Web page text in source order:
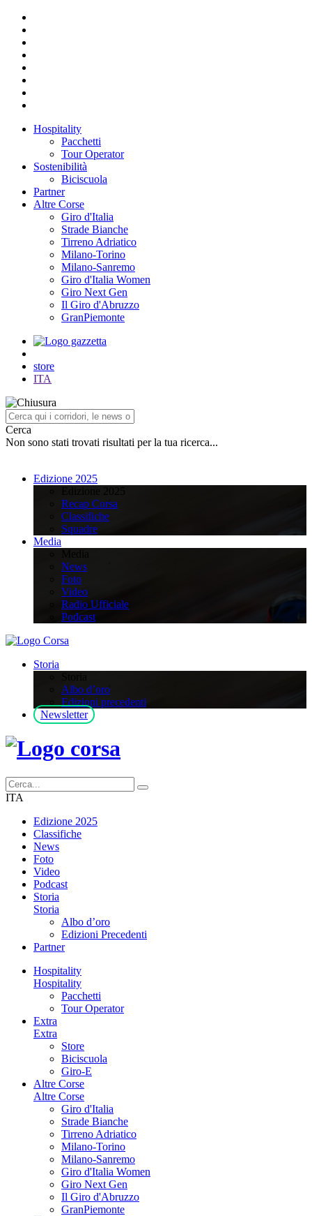
Hospitality
Pacchetti
Tour Operator
Sostenibilità
Biciscuola
Partner
Altre Corse
Giro d'Italia
Strade Bianche
Tirreno Adriatico
Milano-Torino
Milano-Sanremo
Giro d'Italia Women
Giro Next Gen
Il Giro d'Abruzzo
GranPiemonte
store
ITA
Cerca
Non sono stati trovati risultati per la tua ricerca...
Edizione 2025
Recap Corsa
Classifiche
Squadre
Media
News
Foto
Video
Radio Ufficiale
Podcast
Storia
Albo d’oro
Edizioni precedenti
Newsletter
ITA
Edizione 2025
Classifiche
News
Foto
Video
Podcast
Storia
Storia
Albo d’oro
Edizioni Precedenti
Partner
Hospitality
Hospitality
Pacchetti
Tour Operator
Extra
Extra
Store
Biciscuola
Giro-E
Altre Corse
Altre Corse
Giro d'Italia
Strade Bianche
Tirreno Adriatico
Milano-Torino
Milano-Sanremo
Giro d'Italia Women
Giro Next Gen
Il Giro d'Abruzzo
GranPiemonte